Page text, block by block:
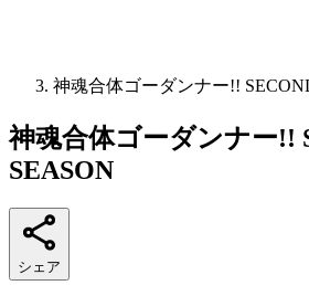
神魂合体ゴーダンナー!!
神魂合体ゴーダンナー!!
SEASON
シェア